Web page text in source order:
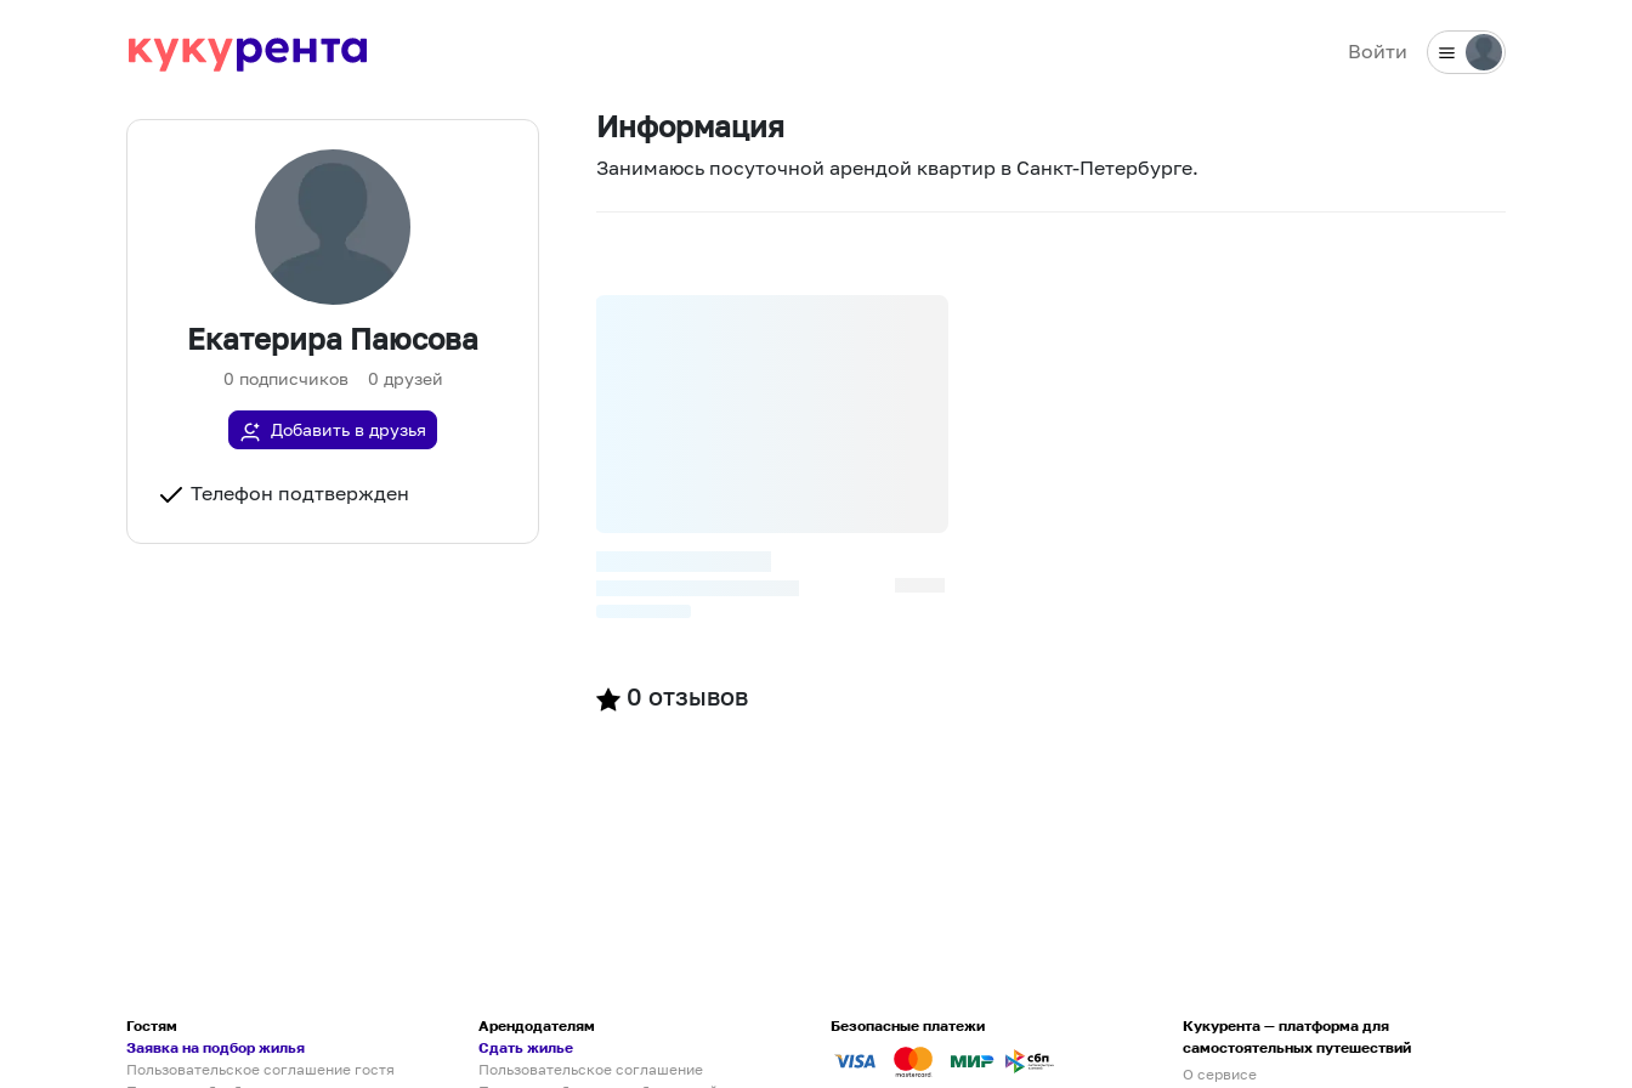
Войти
Екатерира Паюсова
0 подписчиков 0 друзей
Добавить в друзья
Телефон подтвержден
Информация
Занимаюсь посуточной арендой квартир в Санкт-Петербурге.
0 отзывов
Гостям
Заявка на подбор жилья
Пользовательское соглашение гостя
Арендодателям
Сдать жилье
Пользовательское соглашение
Безопасные платежи
Кукурента — платформа для
самостоятельных путешествий
О сервисе